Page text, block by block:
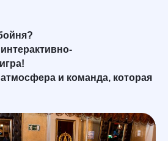
и команда, которая